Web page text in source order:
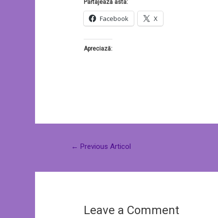
Partajează asta:
Facebook X
Apreciază:
← Previous Articol
Leave a Comment